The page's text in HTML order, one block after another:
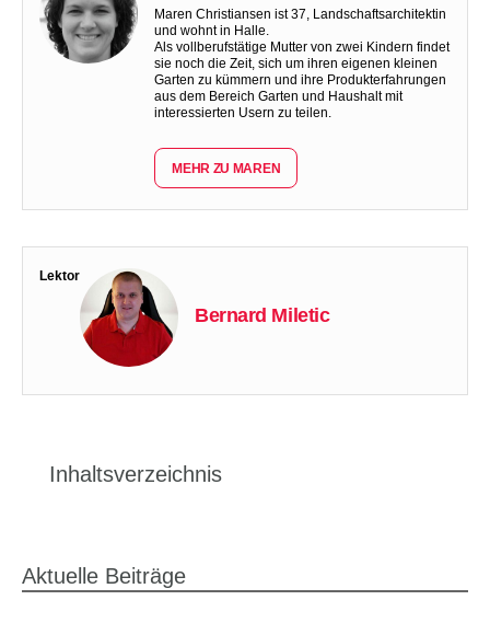
Maren Christiansen ist 37, Landschaftsarchitektin
und wohnt in Halle.
Als vollberufstätige Mutter von zwei Kindern findet
sie noch die Zeit, sich um ihren eigenen kleinen
Garten zu kümmern und ihre Produkterfahrungen
aus dem Bereich Garten und Haushalt mit
interessierten Usern zu teilen.
MEHR ZU MAREN
Lektor
Bernard Miletic
Inhaltsverzeichnis
Aktuelle Beiträge